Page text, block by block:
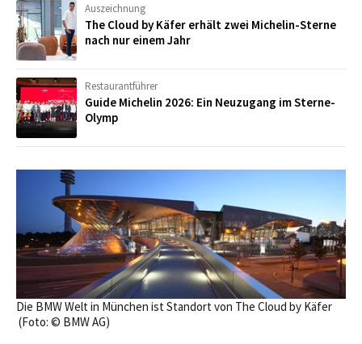
Auszeichnung
The Cloud by Käfer erhält zwei Michelin-Sterne
nach nur einem Jahr
Restaurantführer
Guide Michelin 2026: Ein Neuzugang im Sterne-
Olymp
Die BMW Welt in München ist Standort von The Cloud by Käfer
(Foto: © BMW AG)